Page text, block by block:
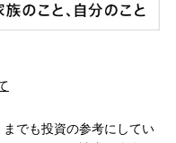
でも投資の参考にしてい